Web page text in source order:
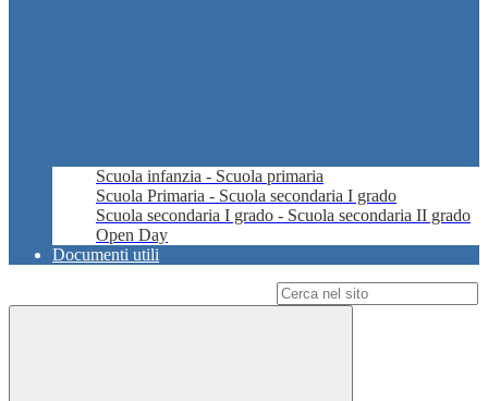
Scuola infanzia - Scuola primaria
Scuola Primaria - Scuola secondaria I grado
Scuola secondaria I grado - Scuola secondaria II grado
Open Day
Documenti utili